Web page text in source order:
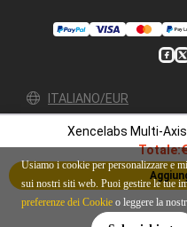
Xencelabs Multi-
Totale:
ITALIANO/EUR
Politica sulla privacy
© 2026 Xencelabs
Usiamo i cookie per personalizzare e
sui nostri siti web. Puoi gestire le tue
preferenze dei Cookie o leggere la